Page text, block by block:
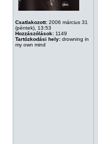
Csatlakozott: 2006 március 31
(péntek), 13:53
Hozzászólások: 1149
Tartózkodási hely: drowning in
my own mind